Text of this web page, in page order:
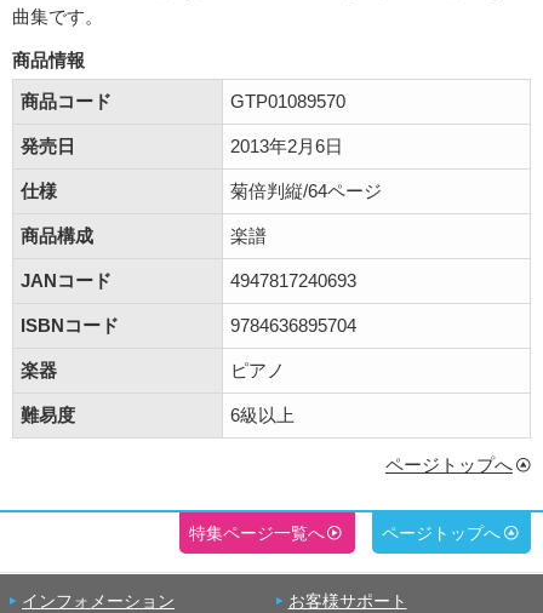
曲集です。
商品情報
商品コード
GTP01089570
発売日 2013年2月6日
仕様 菊倍判縦/64ページ
商品構成 楽譜
JANコード 4947817240693
ISBNコード 9784636895704
楽器 ピアノ
難易度 6級以上
ページトップへ
特集ページ一覧へ ページトップへ
インフォメーション お客様サポート